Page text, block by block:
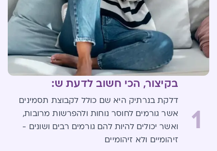
בקיצור, הכי חשוב לדעת ש:
1
דלקת בנרתיק היא שם כולל לקבוצת תסמינים
אשר גורמים לחוסר נוחות ולהפרשות מרובות,
ואשר יכולים להיות להם גורמים רבים ושונים -
זיהומיים ולא זיהומיים